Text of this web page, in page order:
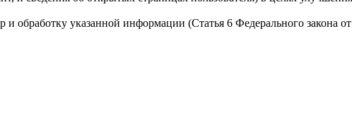
и обработку указанной информации (Статья 6 Федерального